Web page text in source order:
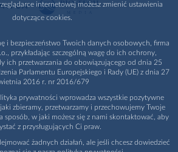
internetowej możesz zmienić ustawienia
dotyczące cookies.
i bezpieczeństwo Twoich danych osobowych, firma
przykładając szczególną wagę do ich ochrony,
ich przetwarzania do obowiązującego od dnia 25
Parlamentu Europejskiego i Rady (UE) z dnia 27
2016 r. nr 2016/679
prywatności wprowadza wszystkie pozytywne
zbieramy, przetwarzamy i przechowujemy Twoje
sposób, w jaki możesz się z nami skontaktować, aby
z przysługujących Ci praw.
żadnych działań, ale jeśli chcesz dowiedzieć